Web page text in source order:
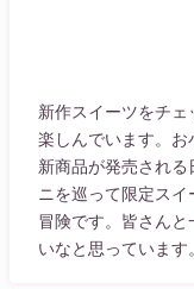
新作スイーツをチ
楽しんでいます。お
新商品が発売され
ニを巡って限定ス
冒険です。皆さん
いなと思っています